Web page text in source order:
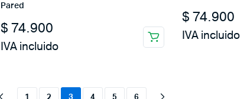
Pared
$ 74.900
IVA incluido
$ 74.900
IVA incluido
1 2 3 4 5 6